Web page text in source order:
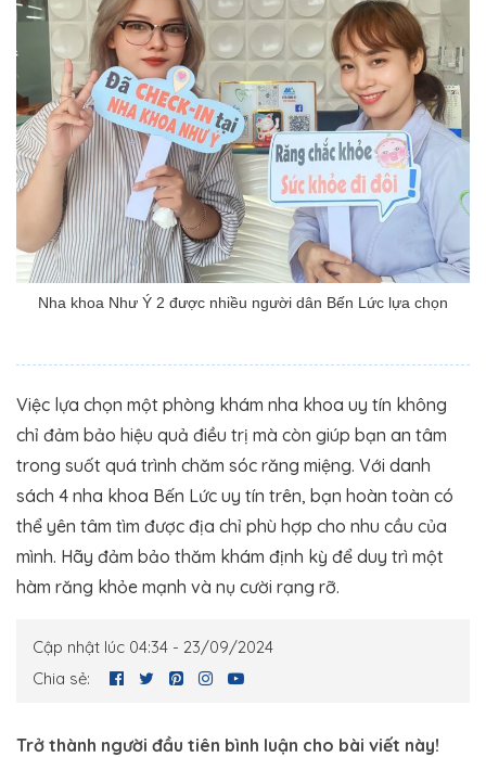
Nha khoa Như Ý 2 được nhiều người dân Bến Lức lựa chọn
Việc lựa chọn một phòng khám nha khoa uy tín không
chỉ đảm bảo hiệu quả điều trị mà còn giúp bạn an tâm
trong suốt quá trình chăm sóc răng miệng. Với danh
sách 4 nha khoa Bến Lức uy tín trên, bạn hoàn toàn có
thể yên tâm tìm được địa chỉ phù hợp cho nhu cầu của
mình. Hãy đảm bảo thăm khám định kỳ để duy trì một
hàm răng khỏe mạnh và nụ cười rạng rỡ.
Cập nhật lúc 04:34 - 23/09/2024
Chia sẻ:
Trở thành người đầu tiên bình luận cho bài viết này!